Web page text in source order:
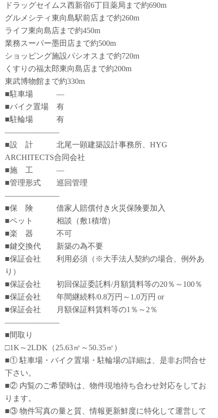
ドラッグセイムス西新宿6丁目薬局まで約690m
グルメシティ東向島駅前店まで約260m
ライフ東向島店まで約450m
業務スーパー墨田店まで約500m
ショッピング施設パシオスまで約720m
くすりの福太郎東向島店まで約200m
東武博物館まで約330m
■駐車場 ―
■バイク置場 有
■駐輪場 有
―――――――
■設 計 北尾一顕建築設計事務所、HYG
ARCHITECTS合同会社
■施 工 ―
■管理形式 巡回管理
―――――――
■保 険 借家人賠償付き火災保険要加入
■ペット 相談（敷1積増）
■楽 器 不可
■鍵交換代 新築の為不要
■保証会社 利用必須（※大手法人契約の場合、例外あ
り）
■保証会社 初回保証委託料/月額賃料等の20％～100％
■保証会社 年間継続料/0.8万円～1.0万円 or
■保証会社 月額保証料賃料等の1％～2％
―――――――
■間取り
□1K～2LDK（25.63㎡～50.35㎡）
■① 駐車場・バイク置場・駐輪場の詳細は、是非お問合せ
下さい。
■② 内覧のご希望時は、物件現地待ち合わせ対応をしてお
ります。
■③ 物件写真の量と質、情報更新鮮度に特化して運営して